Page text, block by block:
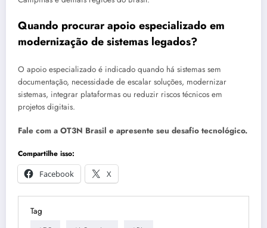
Quando procurar apoio especializado em
modernização de sistemas legados?
O apoio especializado é indicado quando há sistemas sem
documentação, necessidade de escalar soluções, modernizar
sistemas, integrar plataformas ou reduzir riscos técnicos em
projetos digitais.
Fale com a OT3N Brasil e apresente seu desafio tecnológico.
Compartilhe isso:
Facebook
X
Tag